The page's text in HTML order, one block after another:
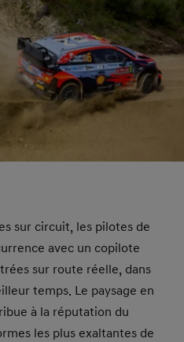
sur circuit, les pilotes de
avec un copilote
sur route réelle, dans
temps. Le paysage en
à la réputation du
les plus exaltantes de